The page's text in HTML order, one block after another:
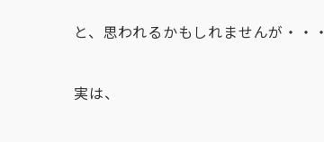
と、思われるかもしれませんが・・・
実は、